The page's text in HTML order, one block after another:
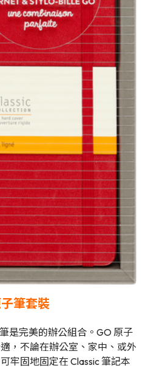
筆套裝
是完美的辦公組合。GO 原子
，不論在辦公室、家中、或外
牢固地固定在 Classic 筆記本